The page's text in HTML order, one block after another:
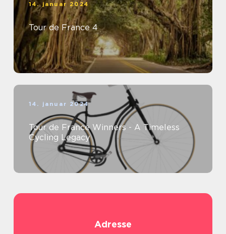
14. januar 2024
Tour de France 4
14. januar 2024
Tour de France Winners - A Timeless
Cycling Legacy
Adresse